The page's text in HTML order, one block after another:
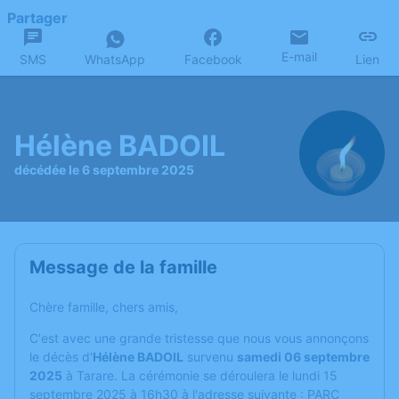
Partager
SMS WhatsApp Facebook E-mail Lien
Hélène BADOIL
décédée le 6 septembre 2025
Message de la famille
Chère famille, chers amis,
C'est avec une grande tristesse que nous vous annonçons
le décès d'Hélène BADOIL survenu samedi 06 septembre
2025 à Tarare. La cérémonie se déroulera le lundi 15
septembre 2025 à 16h30 à l'adresse suivante : PARC